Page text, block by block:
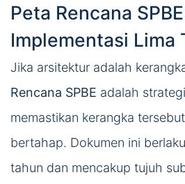
Peta Rencana
Implementasi Lima
Jika arsitektur adalah
Rencana SPBE adalah
memastikan kerangka
bertahap. Dokumen ini
tahun dan mencakup tujuh